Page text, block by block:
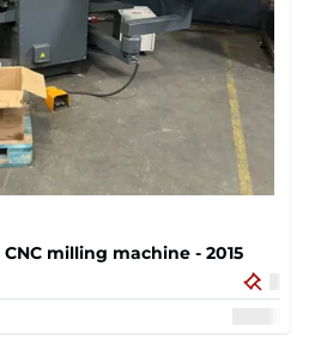
CNC milling machine - 2015